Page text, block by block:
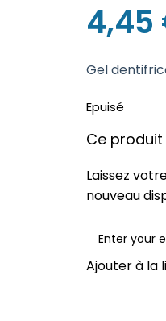
4,45
Gel
Epuisé
Ce
Laissez
nouveau
Ajouter à la